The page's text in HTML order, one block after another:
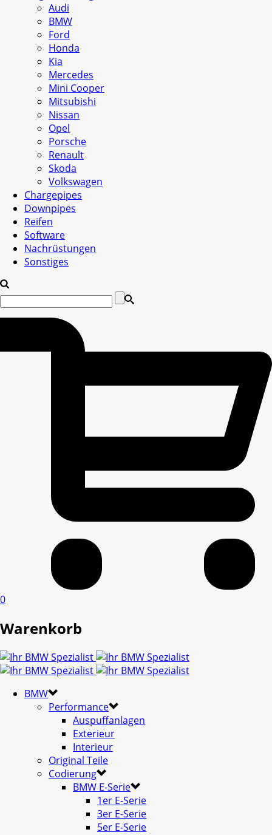
Audi
BMW
Ford
Honda
Kia
Mercedes
Mini Cooper
Mitsubishi
Nissan
Opel
Porsche
Renault
Skoda
Volkswagen
Chargepipes
Downpipes
Reifen
Software
Nachrüstungen
Sonstiges
0
Warenkorb
BMW
Performance
Auspuffanlagen
Exterieur
Interieur
Original Teile
Codierung
BMW E-Serie
1er E-Serie
3er E-Serie
5er E-Serie